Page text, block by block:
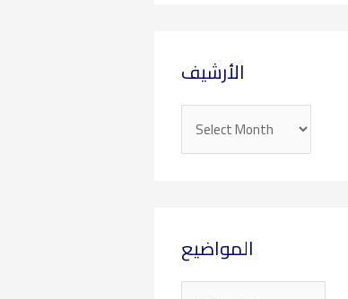
الأرشيف
المواضيع